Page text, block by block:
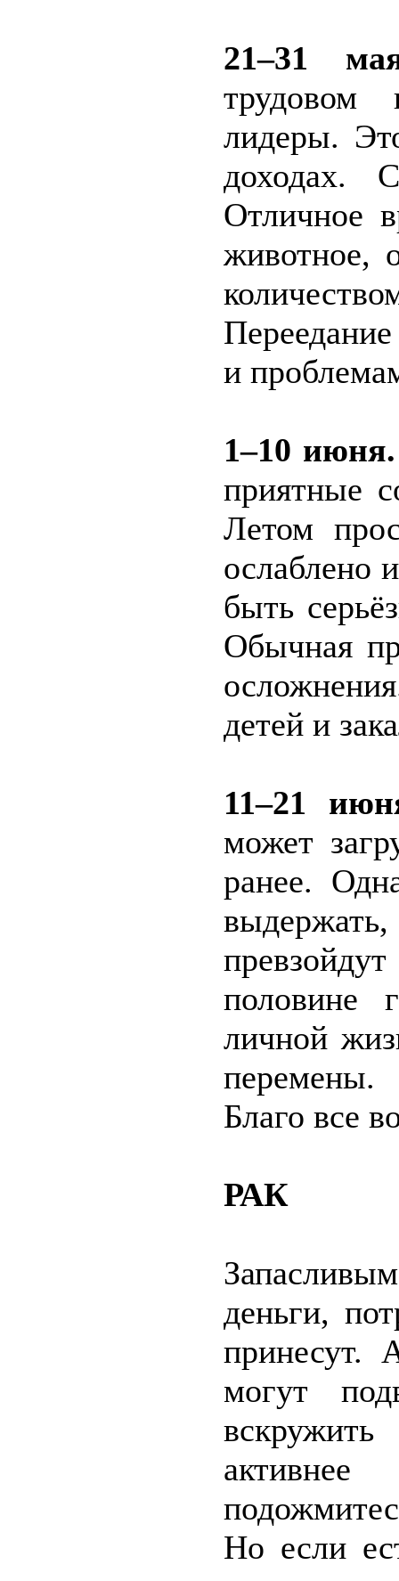
21–31
трудовом
лидеры.
доходах.
Отличное
животное,
и
1–10 июня.
приятные
Летом
ослаблено
быть
Обычная
детей и
11–21
может
ранее.
половине
личной
Благо все
РАК
деньги,
принесут.
могут
Но если